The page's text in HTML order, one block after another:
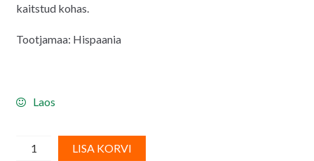
kaitstud kohas.
Tootjamaa: Hispaania
Laos
Šokolaadidekoor,
LISA KORVI